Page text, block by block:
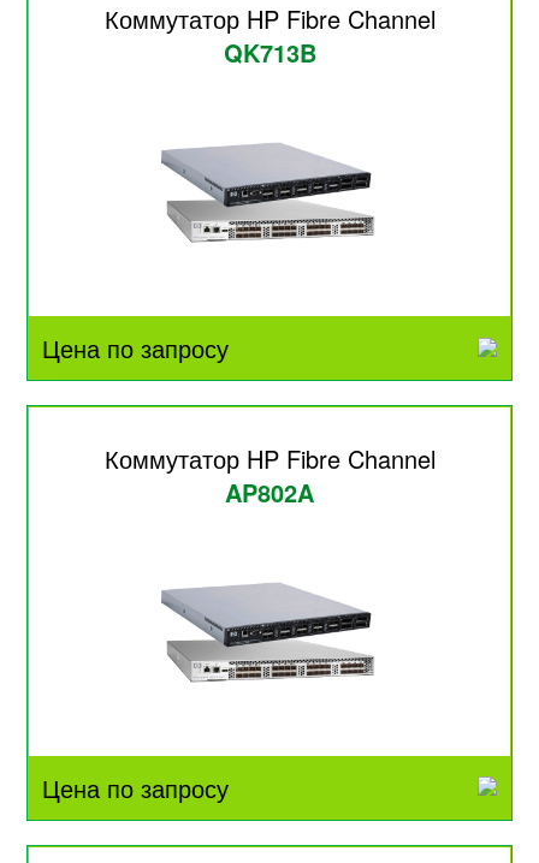
Коммутатор HP Fibre Channel
QK713B
Цена по запросу
Коммутатор HP Fibre Channel
AP802A
Цена по запросу